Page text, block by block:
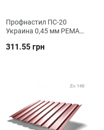
Профнастил ПC-20
Украина 0,45 мм РЕMA
Металика
311.55 грн